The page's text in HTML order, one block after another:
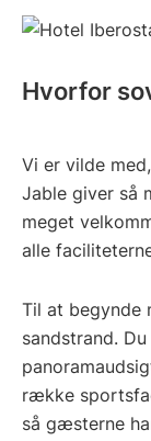
Hvorfor
Vi er vilde
Jable giver så
meget
alle
Til at begynde
sandstrand.
række
så gæsterne